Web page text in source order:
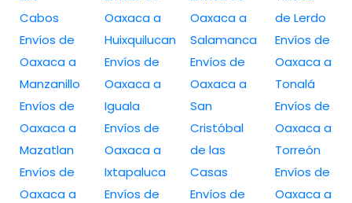
Cabos
Envíos de
Oaxaca a
Manzanillo
Envíos de
Oaxaca a
Mazatlan
Envíos de
Oaxaca a
Oaxaca a
Huixquilucan
Envíos de
Oaxaca a
Iguala
Envíos de
Oaxaca a
Ixtapaluca
Envíos de
Oaxaca a
Salamanca
Envíos de
Oaxaca a
San
Cristóbal
de las
Casas
Envíos de
de Lerdo
Envíos de
Oaxaca a
Tonalá
Envíos de
Oaxaca a
Torreón
Envíos de
Oaxaca a